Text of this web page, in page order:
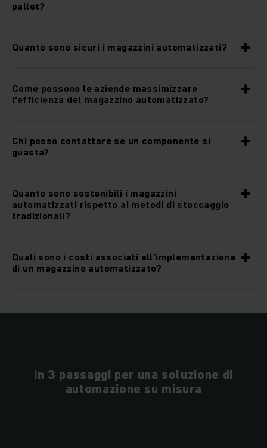
pallet?
Quanto sono sicuri i magazzini automatizzati?
Come possono le aziende massimizzare
l'efficienza del magazzino automatizzato?
Chi posso contattare se un componente si
guasta?
Quanto sono sostenibili i magazzini
automatizzati rispetto ai metodi di stoccaggio
tradizionali?
Quali sono i costi associati all'implementazione
di un magazzino automatizzato?
In 3 passaggi per una soluzione di
automazione su misura